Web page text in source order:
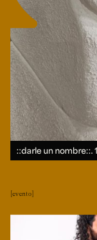
::darle un nombre::.
evento